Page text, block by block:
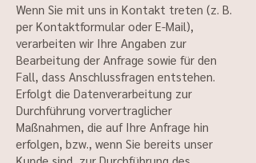
Wenn Sie mit uns in Kontakt treten (z. B.
per Kontaktformular oder E-Mail),
verarbeiten wir Ihre Angaben zur
Bearbeitung der Anfrage sowie für den
Fall, dass Anschlussfragen entstehen.
Erfolgt die Datenverarbeitung zur
Durchführung vorvertraglicher
Maßnahmen, die auf Ihre Anfrage hin
erfolgen, bzw., wenn Sie bereits unser
Kunde sind, zur Durchführung des